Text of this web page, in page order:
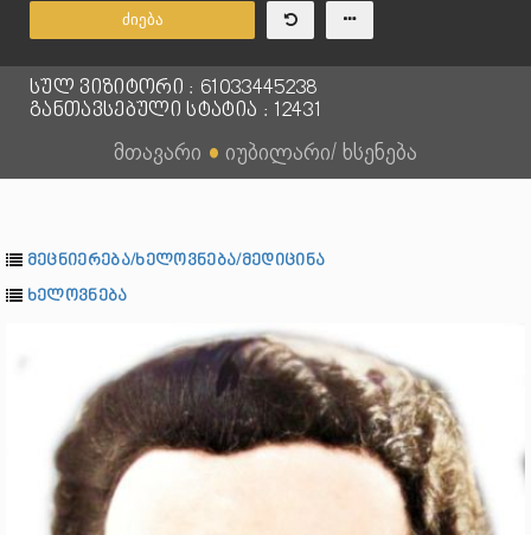
ძიება
სულ ვიზიტორი : 61033445238
განთავსებული სტატია : 12431
მთავარი ● იუბილარი/ ხსენება
მეცნიერება/ხელოვნება/მედიცინა
ხელოვნება